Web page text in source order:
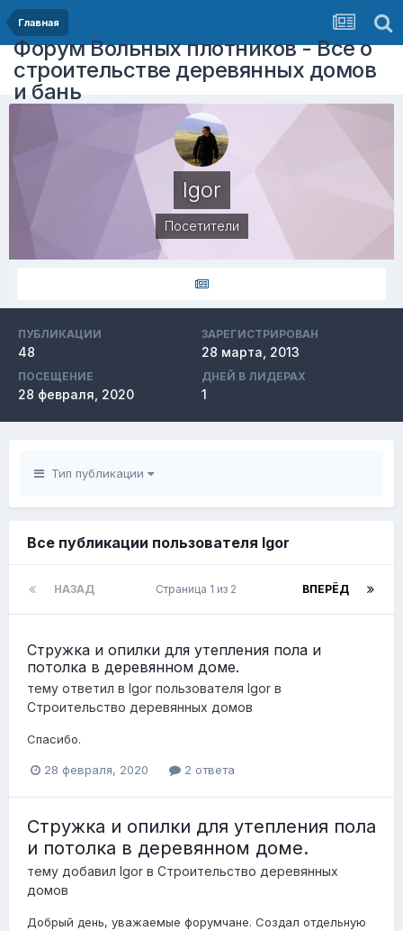
Главная
Форум Вольных плотников - Все о
строительстве деревянных домов
и бань
Igor
Посетители
ПУБЛИКАЦИИ
48
ЗАРЕГИСТРИРОВАН
28 марта, 2013
ПОСЕЩЕНИЕ
28 февраля, 2020
ДНЕЙ В ЛИДЕРАХ
1
Тип публикации
Все публикации пользователя Igor
НАЗАД ВПЕРЁД
Страница 1 из 2
Стружка и опилки для утепления пола и
потолка в деревянном доме.
тему ответил в Igor пользователя Igor в
Строительство деревянных домов
Спасибо.
28 февраля, 2020 2 ответа
Стружка и опилки для утепления пола
и потолка в деревянном доме.
тему добавил Igor в Строительство деревянных
домов
Добрый день, уважаемые форумчане. Создал отдельную